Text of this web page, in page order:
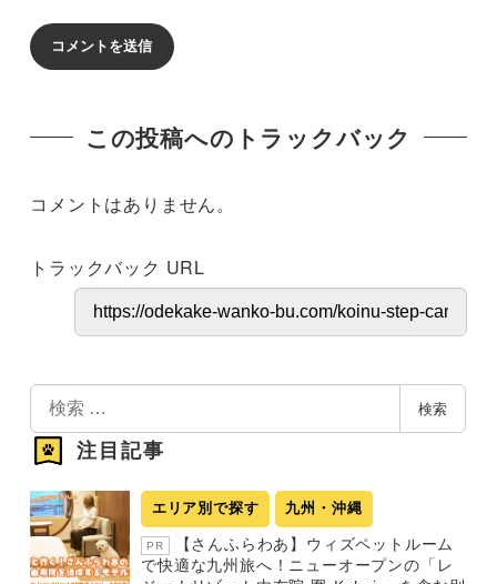
この投稿へのトラックバック
コメントはありません。
トラックバック URL
索
検索
注目記事
エリア別で探す 九州・沖縄
PR
【さんふらわあ】ウィズペットルーム
で快適な九州旅へ！ニューオープンの「レ